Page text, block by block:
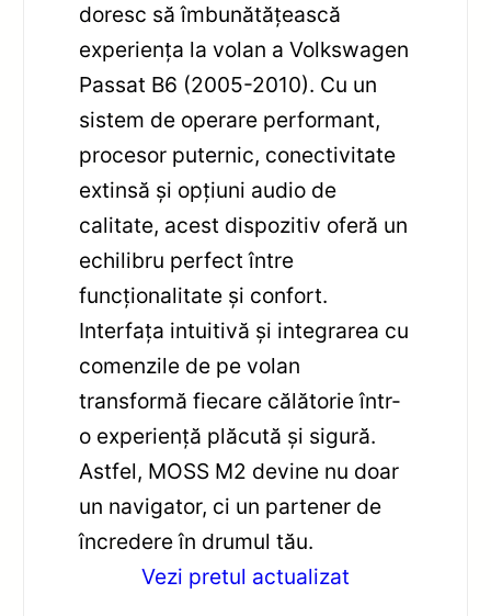
doresc să îmbunătățească
experiența la volan a Volkswagen
Passat B6 (2005-2010). Cu un
sistem de operare performant,
procesor puternic, conectivitate
extinsă și opțiuni audio de
calitate, acest dispozitiv oferă un
echilibru perfect între
funcționalitate și confort.
Interfața intuitivă și integrarea cu
comenzile de pe volan
transformă fiecare călătorie într-
o experiență plăcută și sigură.
Astfel, MOSS M2 devine nu doar
un navigator, ci un partener de
încredere în drumul tău.
Vezi pretul actualizat